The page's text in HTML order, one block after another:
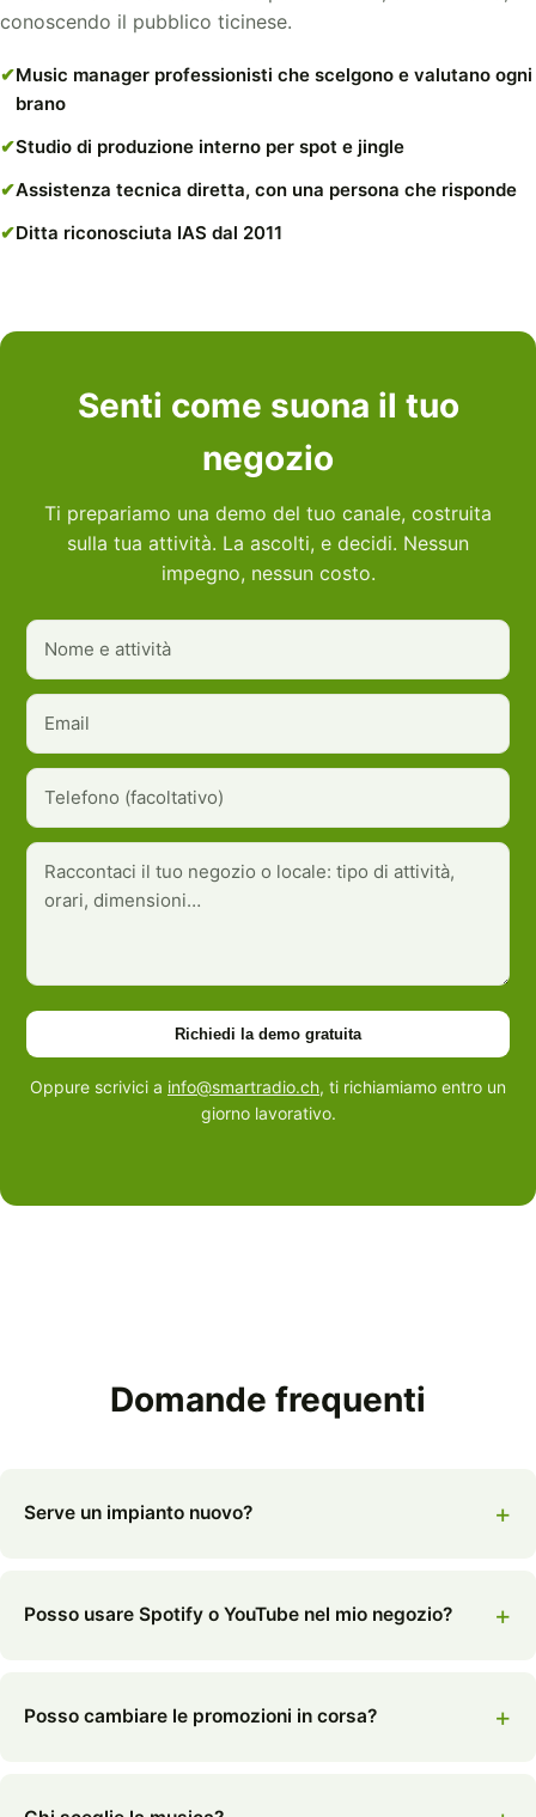
conoscendo il pubblico ticinese.
Music manager professionisti che scelgono e valutano ogni
brano
Studio di produzione interno per spot e jingle
Assistenza tecnica diretta, con una persona che risponde
Ditta riconosciuta IAS dal 2011
Senti come suona il tuo
negozio
Ti prepariamo una demo del tuo canale, costruita
sulla tua attività. La ascolti, e decidi. Nessun
impegno, nessun costo.
Richiedi la demo gratuita
Oppure scrivici a info@smartradio.ch, ti richiamiamo entro un
giorno lavorativo.
Domande frequenti
Serve un impianto nuovo?
Posso usare Spotify o YouTube nel mio negozio?
Posso cambiare le promozioni in corsa?